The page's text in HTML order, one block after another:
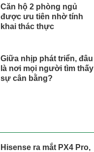
Căn hộ 2 phòng ngủ
được ưu tiên nhờ tính
khai thác thực
Giữa nhịp phát triển, đâu
là nơi mọi người tìm thấy
sự cân bằng?
Hisense ra mắt PX4 Pro,